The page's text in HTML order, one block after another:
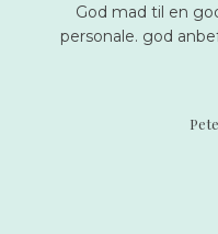
God mad til en
personale. god